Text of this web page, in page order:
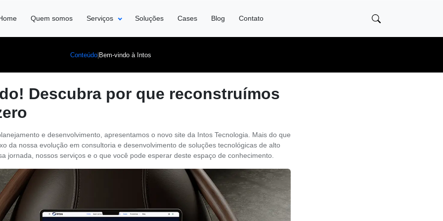
Quem somos Serviços Soluções Cases Blog Contato
Conteúdo|Bem-vindo à Intos
Descubra por que reconstruímos
e desenvolvimento, apresentamos o novo site da Intos Tecnologia. Mais do que
da nossa evolução em consultoria e desenvolvimento de soluções tecnológicas de alto
jornada, nossos serviços e o que você pode esperar deste espaço de conhecimento.